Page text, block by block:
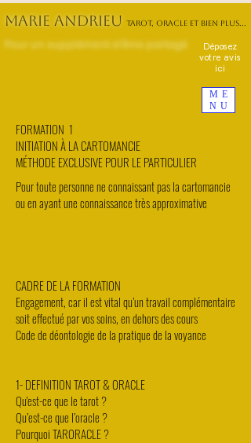
ME
NU
MARIE ANDRIEU TAROT, ORACLE ET BIEN PLUS...
Pour un supplément d'Âme partagé
Déposez
votre avis
ici
FORMATION 1
INITIATION À LA CARTOMANCIE
MÉTHODE EXCLUSIVE POUR LE PARTICULIER
Pour toute personne ne connaissant pas la cartomancie
ou en ayant une connaissance très approximative
CADRE DE LA FORMATION
Engagement, car il est vital qu’un travail complémentaire
soit effectué par vos soins, en dehors des cours
Code de déontologie de la pratique de la voyance
1- DEFINITION TAROT & ORACLE
Qu'est-ce que le tarot ?
Qu’est-ce que l’oracle ?
Pourquoi TARORACLE ?